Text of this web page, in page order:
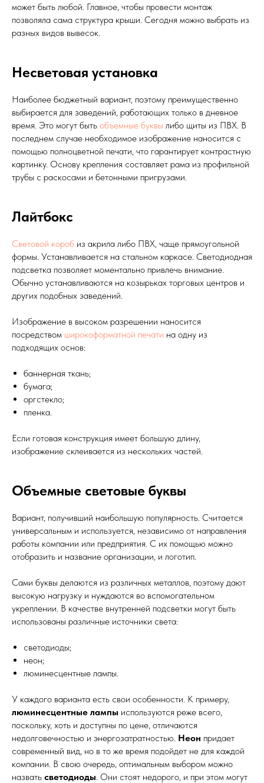
может быть любой. Главное, чтобы провести монтаж
позволяла сама структура крыши. Сегодня можно выбрать из
разных видов вывесок.
Несветовая установка
Наиболее бюджетный вариант, поэтому преимущественно
выбирается для заведений, работающих только в дневное
время. Это могут быть объемные буквы либо щиты из ПВХ. В
последнем случае необходимое изображение наносится с
помощью полноцветной печати, что гарантирует контрастную
картинку. Основу крепления составляет рама из профильной
трубы с раскосами и бетонными пригрузами.
Лайтбокс
Световой короб из акрила либо ПВХ, чаще прямоугольной
формы. Устанавливается на стальном каркасе. Светодиодная
подсветка позволяет моментально привлечь внимание.
Обычно устанавливаются на козырьках торговых центров и
других подобных заведений.
Изображение в высоком разрешении наносится
посредством широкоформатной печати на одну из
подходящих основ:
баннерная ткань;
бумага;
оргстекло;
пленка.
Если готовая конструкция имеет большую длину,
изображение склеивается из нескольких частей.
Объемные световые буквы
Вариант, получивший наибольшую популярность. Считается
универсальным и используется, независимо от направления
работы компании или предприятия. С их помощью можно
отобразить и название организации, и логотип.
Сами буквы делаются из различных металлов, поэтому дают
высокую нагрузку и нуждаются во вспомогательном
укреплении. В качестве внутренней подсветки могут быть
использованы различные источники света:
светодиоды;
неон;
люминесцентные лампы.
У каждого варианта есть свои особенности. К примеру,
люминесцентные лампы используются реже всего,
поскольку, хоть и доступны по цене, отличаются
недолговечностью и энергозатратностью. Неон придает
современный вид, но в то же время подойдет не для каждой
компании. В свою очередь, оптимальным выбором можно
назвать светодиоды . Они стоят недорого, и при этом могут